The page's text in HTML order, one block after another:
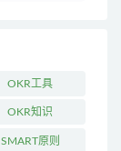
OKR工具
OKR知识
SMART原则